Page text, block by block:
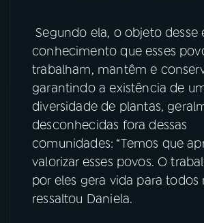
Segundo ela, o objeto desse
conhecimento que esses
trabalham, mantêm e
garantindo a existência de
diversidade de plantas,
desconhecidas fora dessas
comunidades: “Temos que
valorizar esses povos. O
por eles gera vida para todos
ressaltou Daniela.